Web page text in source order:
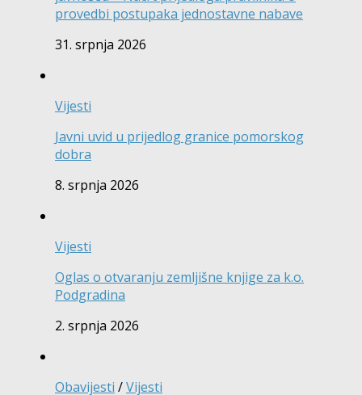
provedbi postupaka jednostavne nabave
31. srpnja 2026
Vijesti
Javni uvid u prijedlog granice pomorskog
dobra
8. srpnja 2026
Vijesti
Oglas o otvaranju zemljišne knjige za k.o.
Podgradina
2. srpnja 2026
Obavijesti /Vijesti